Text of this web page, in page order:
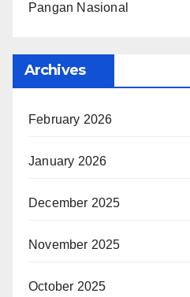
Pangan Nasional
Archives
February 2026
January 2026
December 2025
November 2025
October 2025